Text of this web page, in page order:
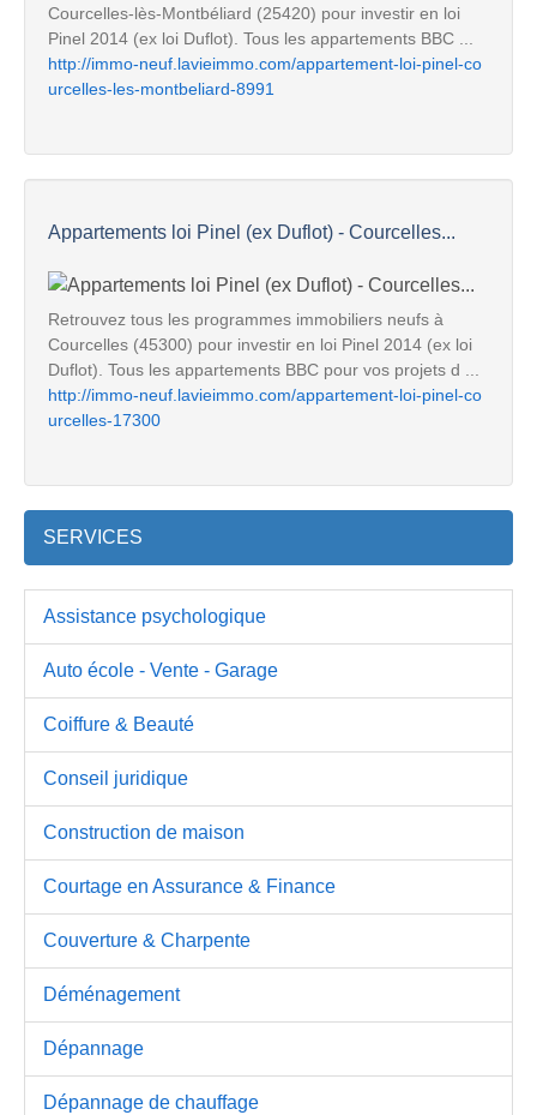
Courcelles-lès-Montbéliard (25420) pour investir en loi
Pinel 2014 (ex loi Duflot). Tous les appartements BBC ...
http://immo-neuf.lavieimmo.com/appartement-loi-pinel-co
urcelles-les-montbeliard-8991
Appartements loi Pinel (ex Duflot) - Courcelles...
Retrouvez tous les programmes immobiliers neufs à
Courcelles (45300) pour investir en loi Pinel 2014 (ex loi
Duflot). Tous les appartements BBC pour vos projets d ...
http://immo-neuf.lavieimmo.com/appartement-loi-pinel-co
urcelles-17300
SERVICES
Assistance psychologique
Auto école - Vente - Garage
Coiffure & Beauté
Conseil juridique
Construction de maison
Courtage en Assurance & Finance
Couverture & Charpente
Déménagement
Dépannage
Dépannage de chauffage